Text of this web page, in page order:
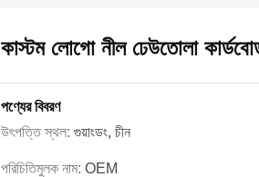
কাস্টম লোগো নীল ঢেউতোলা
পণ্যের বিবরণ
উৎপত্তি স্থল: গুয়াংডং, চীন
পরিচিতিমুলক নাম: OEM